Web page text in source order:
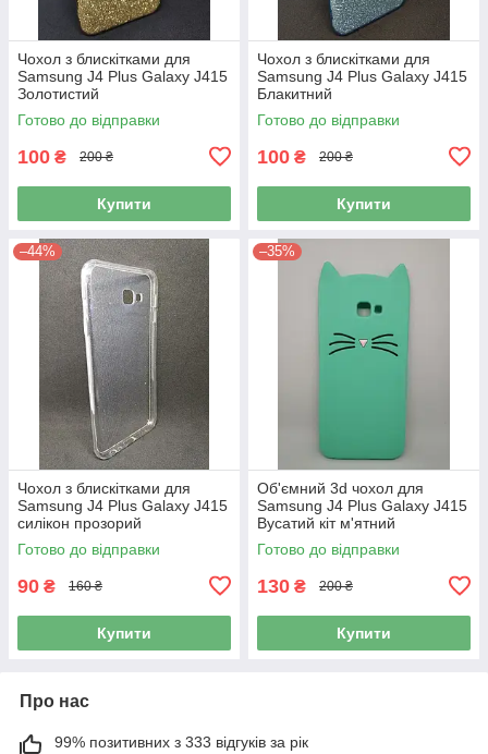
Чохол з блискітками для
Samsung J4 Plus Galaxy J415
Золотистий
Готово до відправки
100 ₴ 200 ₴
Купити
Чохол з блискітками для
Samsung J4 Plus Galaxy J415
Блакитний
Готово до відправки
100 ₴ 200 ₴
Купити
–44%
Чохол з блискітками для
Samsung J4 Plus Galaxy J415
силікон прозорий
Готово до відправки
90 ₴ 160 ₴
Купити
–35%
Об'ємний 3d чохол для
Samsung J4 Plus Galaxy J415
Вусатий кіт м'ятний
Готово до відправки
130 ₴ 200 ₴
Купити
Про нас
99% позитивних з 333 відгуків за рік